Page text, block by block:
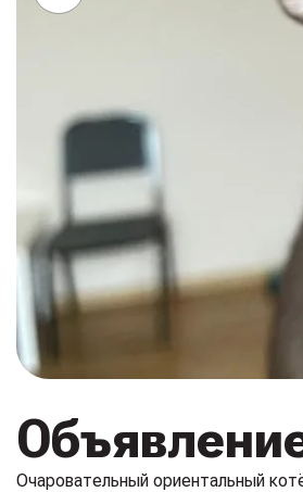
Очаровательный ориентальный